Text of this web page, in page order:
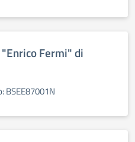
Fermi" di
BSEE87001N